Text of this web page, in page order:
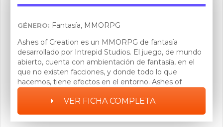
GÉNERO: Fantasía, MMORPG
Ashes of Creation es un MMORPG de fantasía
desarrollado por Intrepid Studios. El juego, de mundo
abierto, cuenta con ambientación de fantasía, en el
que no existen facciones, y donde todo lo que
hacemos, tiene efectos en el entorno. Ashes of
Creation utiliza un sistema de Nodos Dinámicos,
único en este género, en los que los jugadores
pueden colaborar para su desarrollo, completando
misiones, matando monstruos, haciendo PvP, etc.
VER FICHA COMPLETA